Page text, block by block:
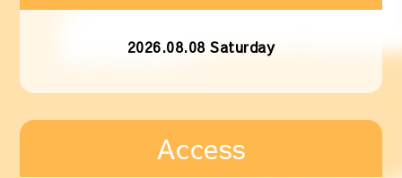
2026.08.08 Saturday
Access